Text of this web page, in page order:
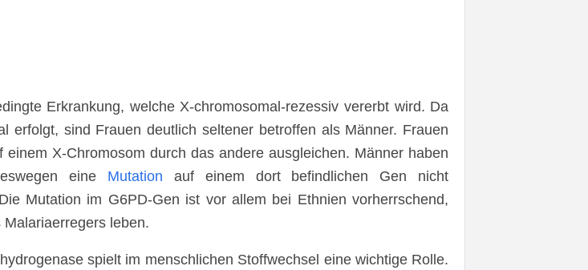
Erkrankung, welche X-chromosomal-rezessiv vererbt wird. Da
erfolgt, sind Frauen deutlich seltener betroffen als Männer. Frauen
einem X-Chromosom durch das andere ausgleichen. Männer haben
eine Mutation auf einem dort befindlichen Gen nicht
Mutation im G6PD-Gen ist vor allem bei Ethnien vorherrschend,
leben.
spielt im menschlichen Stoffwechsel eine wichtige Rolle.